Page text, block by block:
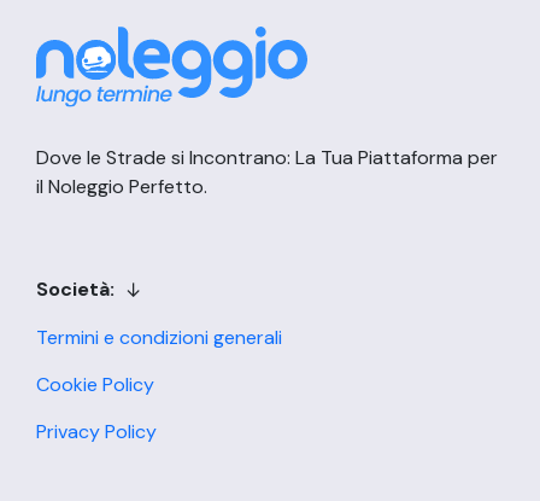
Dove le Strade si Incontrano: La Tua Piattaforma per
il Noleggio Perfetto.
Società:
Termini e condizioni generali
Cookie Policy
Privacy Policy